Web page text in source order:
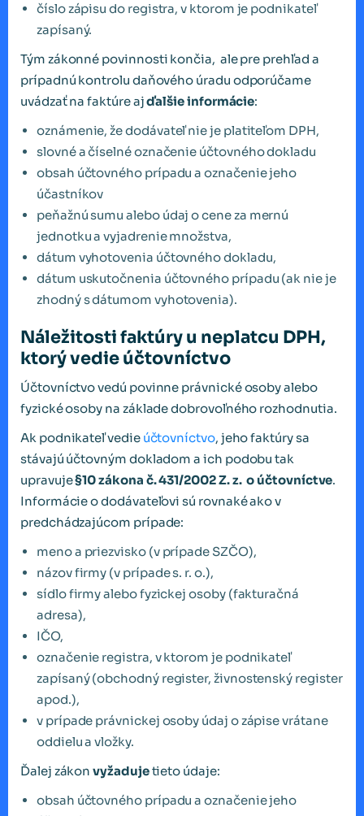
číslo zápisu do registra, v ktorom je podnikateľ
zapísaný.
Tým zákonné povinnosti končia, ale pre prehľad a
prípadnú kontrolu daňového úradu odporúčame
uvádzať na faktúre ajďalšie informácie:
oznámenie, že dodávateľ nie je platiteľom DPH,
slovné a číselné označenie účtovného dokladu
obsah účtovného prípadu a označenie jeho
účastníkov
peňažnú sumu alebo údaj o cene za mernú
jednotku a vyjadrenie množstva,
dátum vyhotovenia účtovného dokladu,
dátum uskutočnenia účtovného prípadu (ak nie je
zhodný s dátumom vyhotovenia).
Náležitosti faktúry u neplatcu DPH,
ktorý vedie účtovníctvo
Účtovníctvo vedú povinne právnické osoby alebo
fyzické osoby na základe dobrovoľného rozhodnutia.
Ak podnikateľ vedie účtovníctvo, jeho faktúry sa
stávajú účtovným dokladom a ich podobu tak
upravuje§10 zákona č.431/2002Z. z. o účtovníctve.
Informácie o dodávateľovi sú rovnaké ako v
predchádzajúcom prípade:
meno a priezvisko (v prípade SZČO),
názov firmy (v prípade s. r. o.),
sídlo firmy alebo fyzickej osoby (fakturačná
adresa),
IČO,
označenie registra, v ktorom je podnikateľ
zapísaný (obchodný register, živnostenský register
apod.),
v prípade právnickej osoby údaj o zápise vrátane
oddielu a vložky.
Ďalej zákonvyžadujetieto údaje:
obsah účtovného prípadu a označenie jeho